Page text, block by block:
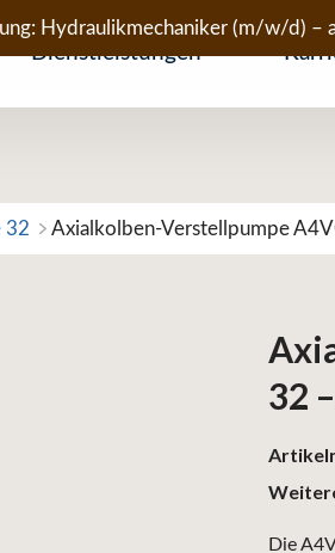
Hydraulikmechaniker (m/w/d) –
Dienstleistungen
32 Axialkolben-Verstellpumpe
32
Die